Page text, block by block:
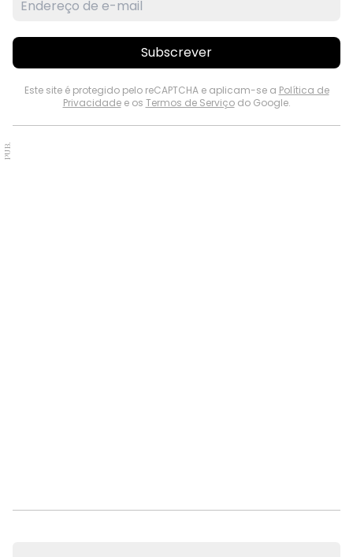
Subscrever
Este site é protegido pelo reCAPTCHA e aplicam-se a Política de
Privacidadee os Termos de Serviçodo Google.
PUB.